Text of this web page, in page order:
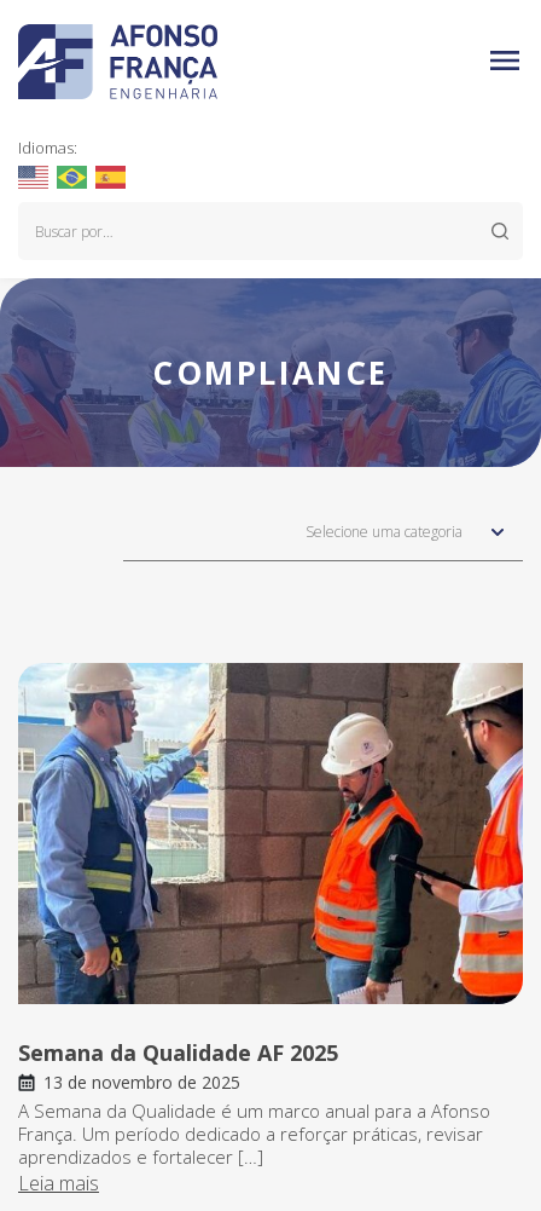
Idiomas:
COMPLIANCE
Selecione uma categoria
Semana da Qualidade AF 2025
13 de novembro de 2025
A Semana da Qualidade é um marco anual para a Afonso
França. Um período dedicado a reforçar práticas, revisar
aprendizados e fortalecer […]
Leia mais